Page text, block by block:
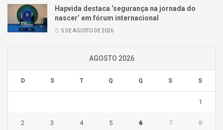
Hapvida destaca ‘segurança na jornada do
nascer’ em fórum internacional
5 DE AGOSTO DE 2026
AGOSTO 2026
D S T Q Q S S
1
2 3 4 5 6 7 8